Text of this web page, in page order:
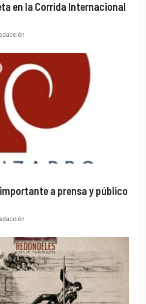
en la Corrida Internacional
a prensa y público